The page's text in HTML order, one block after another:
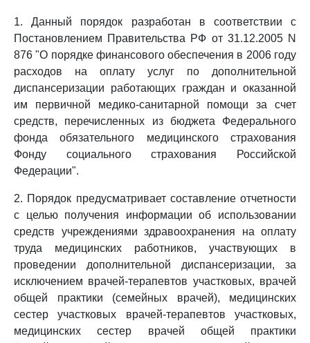
1. Данный порядок разработан в соответствии с
Постановлением Правительства РФ от 31.12.2005 N
876 "О порядке финансового обеспечения в 2006 году
расходов на оплату услуг по дополнительной
диспансеризации работающих граждан и оказанной
им первичной медико-санитарной помощи за счет
средств, перечисленных из бюджета Федерального
фонда обязательного медицинского страхования
Фонду социального страхования Российской
Федерации".
2. Порядок предусматривает составление отчетности
с целью получения информации об использовании
средств учреждениями здравоохранения на оплату
труда медицинских работников, участвующих в
проведении дополнительной диспансеризации, за
исключением врачей-терапевтов участковых, врачей
общей практики (семейных врачей), медицинских
сестер участковых врачей-терапевтов участковых,
медицинских сестер врачей общей практики